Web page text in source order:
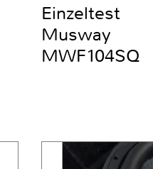
Einzeltest
Musway
MWF104SQ